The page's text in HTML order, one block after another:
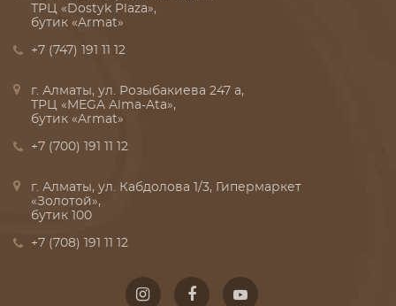
ТРЦ «Dostyk Plaza»,
бутик «Armat»
+7 (747) 191 11 12
г. Алматы, ул. Розыбакиева 247 а,
ТРЦ «MEGA Alma-Ata»,
бутик «Armat»
+7 (700) 191 11 12
г. Алматы, ул. Кабдолова 1/3, Гипермаркет
«Золотой»,
бутик 100
+7 (708) 191 11 12